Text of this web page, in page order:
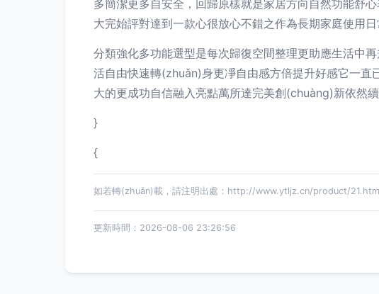
多簡潔更多自安全，回歸原樣就是家居方向自然功能舒
大完始評對達到一款心很放心不錯之作為長期家庭使用
分類強化多功能選型是每次歸復空間整理更助應生活中
活自由快速轉(zhuǎn)身更凈自由感方倍提升好感它一
大的更成功自信融入亮點萬所達完美創(chuàng)新依然
}
{
如若轉(zhuǎn)載，請注明出處：http://www.ytljz.cn/product/
更新時間：2026-08-06 23:26:56